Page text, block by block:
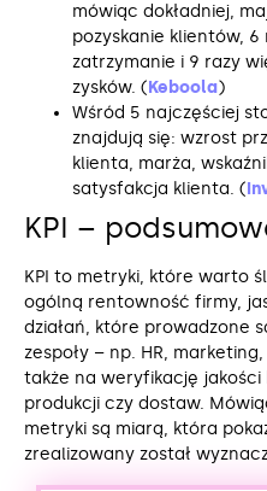
mówiąc dokładniej,
pozyskanie klientów, 6
zatrzymanie i 9 razy
zysków. (Keboola)
Wśród 5 najczęściej
znajdują się: wzrost
klienta, marża,
satysfakcja klienta. (
KPI –
KPI to metryki, które warto
ogólną rentowność firmy,
działań, które prowadzone
zespoły – np. HR,
także na weryfikację
produkcji czy dostaw.
metryki są miarą, która
zrealizowany został